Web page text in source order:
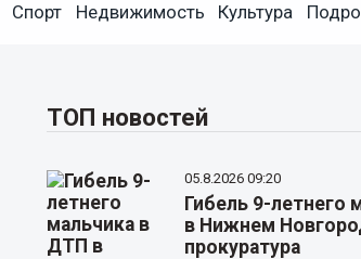
Спорт Недвижимость Культура
ТОП новостей
05.8.2026 09:20
Гибель 9-летнего
в Нижнем
прокуратура